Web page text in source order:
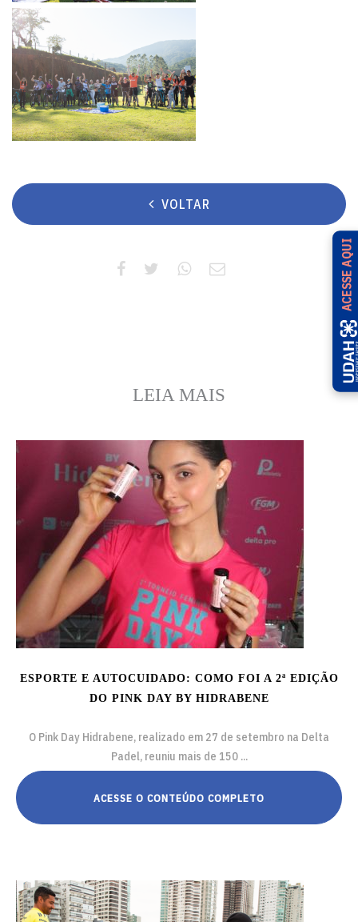
ACESSE AQUI
VOLTAR
LEIA MAIS
ESPORTE E AUTOCUIDADO: COMO FOI A 2ª EDIÇÃO
DO PINK DAY BY HIDRABENE
O Pink Day Hidrabene, realizado em 27 de setembro na Delta
Padel, reuniu mais de 150 ...
ACESSE O CONTEÚDO COMPLETO